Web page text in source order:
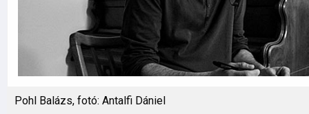
Pohl Balázs, fotó: Antalfi Dániel